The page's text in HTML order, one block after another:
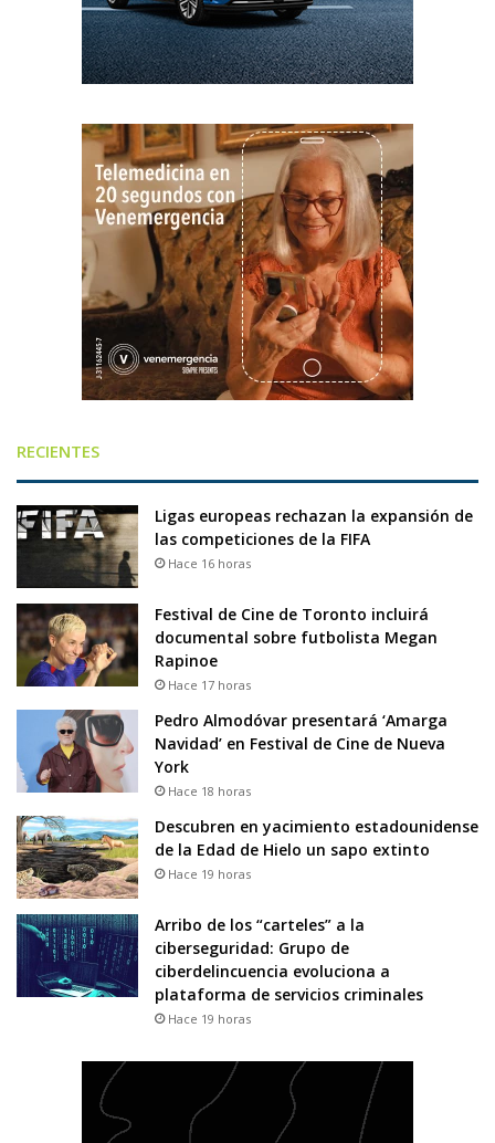
RECIENTES
Ligas europeas rechazan la expansión de
las competiciones de la FIFA
Hace 16 horas
Festival de Cine de Toronto incluirá
documental sobre futbolista Megan
Rapinoe
Hace 17 horas
Pedro Almodóvar presentará ‘Amarga
Navidad’ en Festival de Cine de Nueva
York
Hace 18 horas
Descubren en yacimiento estadounidense
de la Edad de Hielo un sapo extinto
Hace 19 horas
Arribo de los “carteles” a la
ciberseguridad: Grupo de
ciberdelincuencia evoluciona a
plataforma de servicios criminales
Hace 19 horas